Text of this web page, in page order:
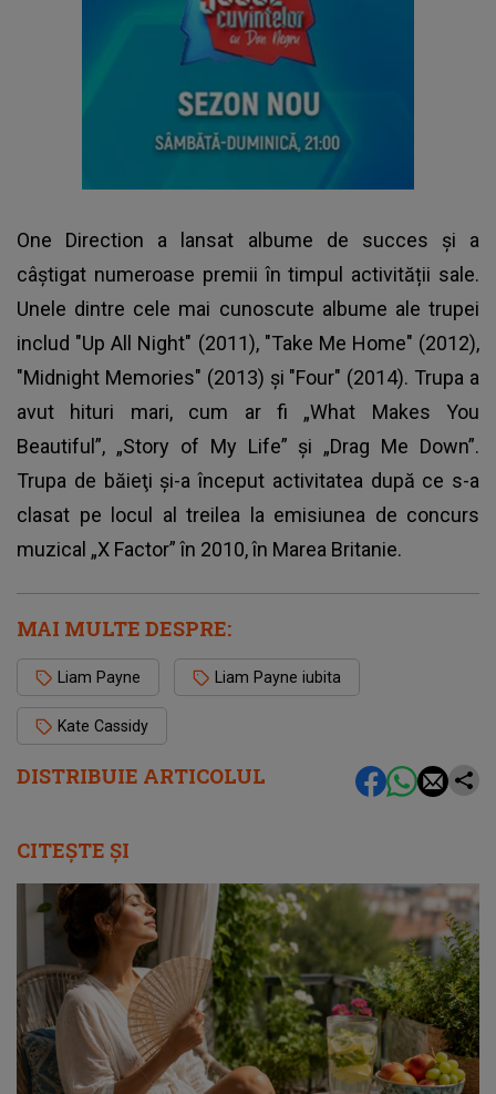
DISTRIBUIE ARTICOLUL
One Direction a lansat albume de succes și a
câștigat numeroase premii în timpul activității sale.
Unele dintre cele mai cunoscute albume ale trupei
includ "Up All Night" (2011), "Take Me Home" (2012),
"Midnight Memories" (2013) și "Four" (2014). Trupa a
avut hituri mari, cum ar fi „What Makes You
Beautiful”, „Story of My Life” și „Drag Me Down”.
Trupa de băieţi şi-a început activitatea după ce s-a
clasat pe locul al treilea la emisiunea de concurs
muzical „X Factor” în 2010, în Marea Britanie.
MAI MULTE DESPRE:
Liam Payne Liam Payne iubita
Kate Cassidy
CITEȘTE ȘI